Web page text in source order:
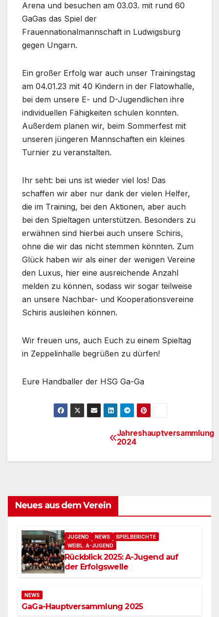
Arena und besuchen am 03.03. mit rund 60
GaGas das Spiel der
Frauennationalmannschaft in Ludwigsburg
gegen Ungarn.
Ein großer Erfolg war auch unser Trainingstag
am 04.01.23 mit 40 Kindern in der Flatowhalle,
bei dem unsere E- und D-Jugendlichen ihre
individuellen Fähigkeiten schulen konnten.
Außerdem planen wir, beim Sommerfest mit
unseren jüngeren Mannschaften ein kleines
Turnier zu veranstalten.
Ihr seht: bei uns ist wieder viel los! Das
schaffen wir aber nur dank der vielen Helfer,
die im Training, bei den Aktionen, aber auch
bei den Spieltagen unterstützen. Besonders zu
erwähnen sind hierbei auch unsere Schiris,
ohne die wir das nicht stemmen könnten. Zum
Glück haben wir als einer der wenigen Vereine
den Luxus, hier eine ausreichende Anzahl
melden zu können, sodass wir sogar teilweise
an unsere Nachbar- und Kooperationsvereine
Schiris ausleihen können.
Wir freuen uns, auch Euch zu einem Spieltag
in Zeppelinhalle begrüßen zu dürfen!
Eure Handballer der HSG Ga-Ga
BeitragsnavigationJahreshauptversammlung
2024
Neues aus dem Verein
JUGEND NEWS
SPIELBERICHTE
WEIBL. A-JUGEND
Rückblick 2025: A-Jugend auf
der Erfolgswelle
NEWS
GaGa-Hauptversammlung 2025